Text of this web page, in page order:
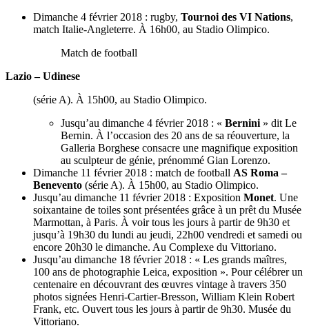
Dimanche 4 février 2018 : rugby, Tournoi des VI Nations,
match Italie-Angleterre. À 16h00, au Stadio Olimpico.
Match de football
Lazio – Udinese
(série A). À 15h00, au Stadio Olimpico.
Jusqu’au dimanche 4 février 2018 : « Bernini » dit Le
Bernin. À l’occasion des 20 ans de sa réouverture, la
Galleria Borghese consacre une magnifique exposition
au sculpteur de génie, prénommé Gian Lorenzo.
Dimanche 11 février 2018 : match de football AS Roma –
Benevento (série A). À 15h00, au Stadio Olimpico.
Jusqu’au dimanche 11 février 2018 : Exposition Monet. Une
soixantaine de toiles sont présentées grâce à un prêt du Musée
Marmottan, à Paris. À voir tous les jours à partir de 9h30 et
jusqu’à 19h30 du lundi au jeudi, 22h00 vendredi et samedi ou
encore 20h30 le dimanche. Au Complexe du Vittoriano.
Jusqu’au dimanche 18 février 2018 : « Les grands maîtres,
100 ans de photographie Leica, exposition ». Pour célébrer un
centenaire en découvrant des œuvres vintage à travers 350
photos signées Henri-Cartier-Bresson, William Klein Robert
Frank, etc. Ouvert tous les jours à partir de 9h30. Musée du
Vittoriano.